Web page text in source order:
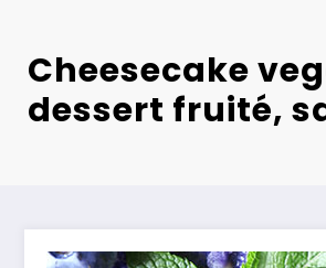
Cheesecake
dessert fruité,